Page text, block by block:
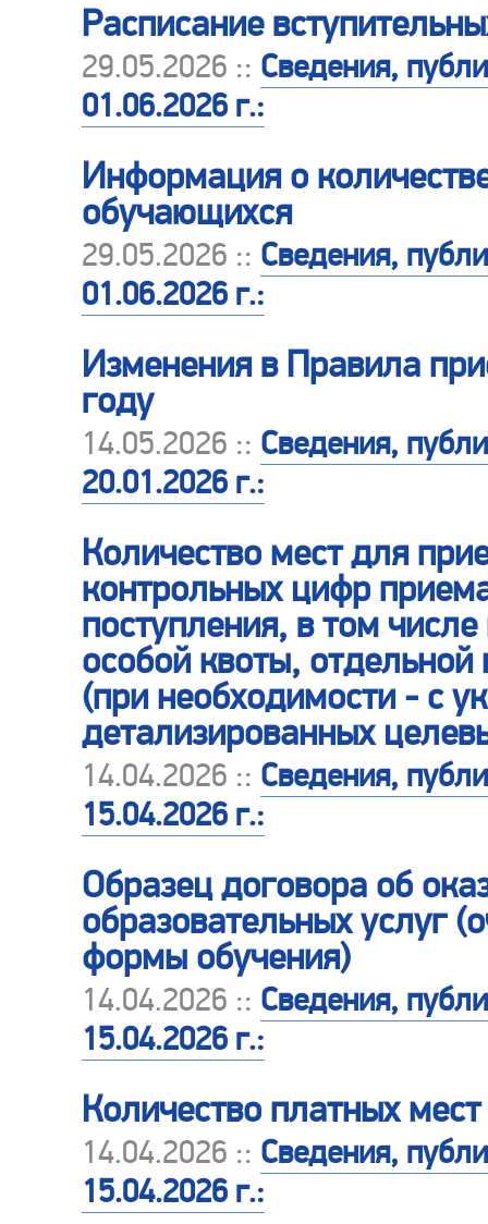
Расписание
29.05.2026 :: Сведения,
01.06.2026 г.:
Информация о
обучающихся
29.05.2026 :: Сведения,
01.06.2026 г.:
Изменения в Правила
году
14.05.2026 :: Сведения,
20.01.2026 г.:
Количество мест для
контрольных цифр
поступления, в том
особой квоты,
(при необходимости - с
детализированных
14.04.2026 :: Сведения,
15.04.2026 г.:
Образец договора об
образовательных услуг
формы обучения)
14.04.2026 :: Сведения,
15.04.2026 г.:
Количество платных мест
14.04.2026 :: Сведения,
15.04.2026 г.: